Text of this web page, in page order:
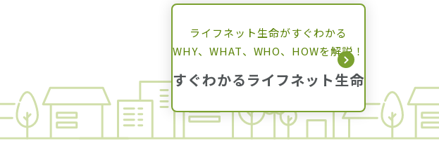
ライフネット生命がすぐわかる
WHY、WHAT、WHO、HOWを解説！
すぐわかるライフネット生命